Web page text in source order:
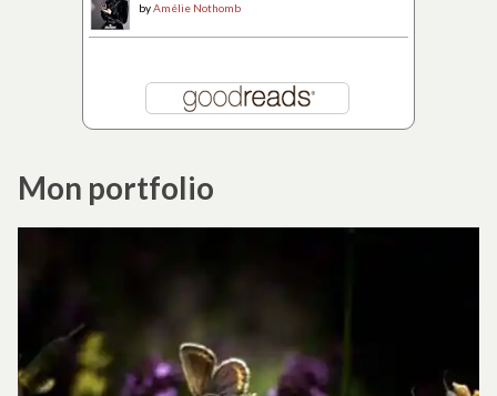
byAmélie Nothomb
Mon portfolio